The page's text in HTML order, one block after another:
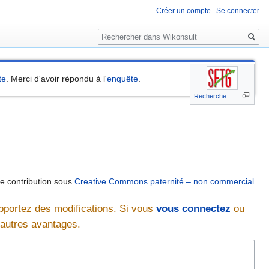
Recherche
. Merci d'avoir répondu à l'enquête
contribution sous Creative Commons paternité – non commercial
des modifications. Si vous vous connectez ou
avantages.
Créer un compte Se connecter
Rechercher